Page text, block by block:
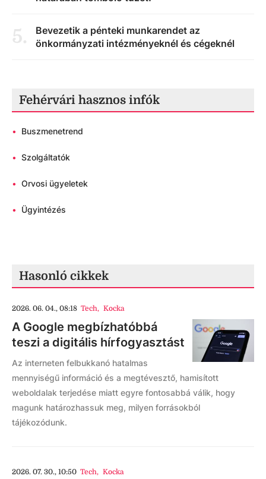
5.
Bevezetik a pénteki munkarendet az
önkormányzati intézményeknél és cégeknél
Fehérvári hasznos infók
• Buszmenetrend
• Szolgáltatók
• Orvosi ügyeletek
• Ügyintézés
Hasonló cikkek
2026. 06. 04., 08:18 Tech, Kocka
A Google megbízhatóbbá
teszi a digitális hírfogyasztást
Az interneten felbukkanó hatalmas
mennyiségű információ és a megtévesztő, hamisított
weboldalak terjedése miatt egyre fontosabbá válik, hogy
magunk határozhassuk meg, milyen forrásokból
tájékozódunk.
2026. 07. 30., 10:50 Tech, Kocka